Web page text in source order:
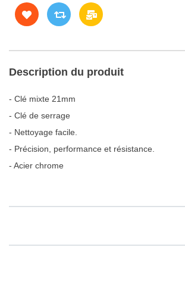
Description du produit
- Clé mixte 21mm
- Clé de serrage
- Nettoyage facile.
- Précision, performance et résistance.
- Acier chrome